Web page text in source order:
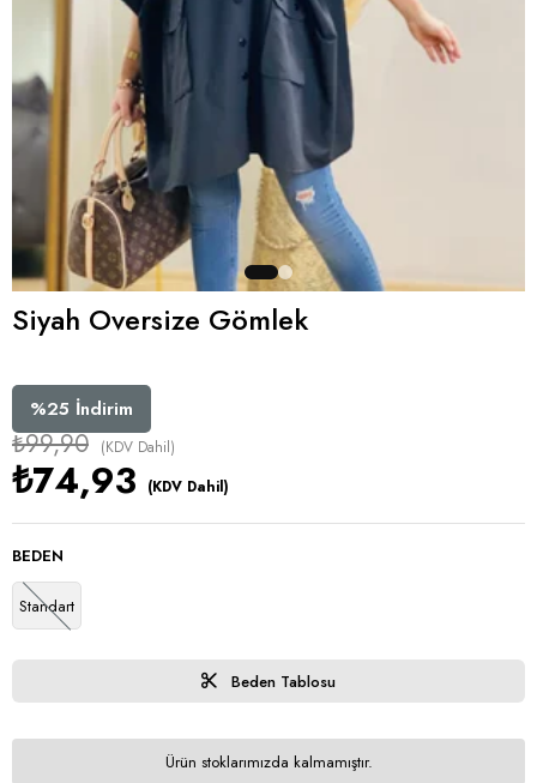
Siyah Oversize Gömlek
%25 İndirim
₺99,90 (KDV Dahil)
₺74,93 (KDV Dahil)
BEDEN
Standart
Beden Tablosu
Ürün stoklarımızda kalmamıştır.